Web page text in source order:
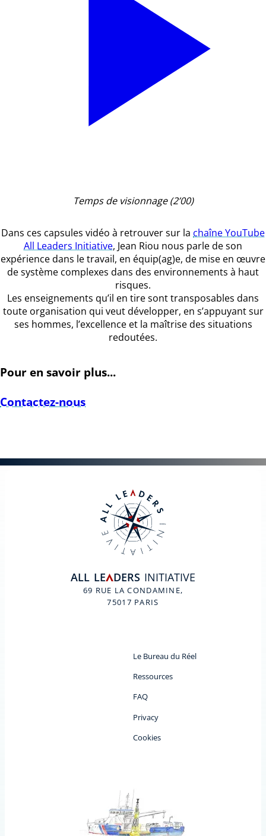
Temps de visionnage (2’00)
Dans ces capsules vidéo à retrouver sur la chaîne YouTube
All Leaders Initiative, Jean Riou nous parle de son
expérience dans le travail, en équip(ag)e, de mise en œuvre
de système complexes dans des environnements à haut
risques.
Les enseignements qu’il en tire sont transposables dans
toute organisation qui veut développer, en s’appuyant sur
ses hommes, l’excellence et la maîtrise des situations
redoutées.
Pour en savoir plus...
Contactez-nous
ALL LEADERS INITIATIVE
69 RUE LA CONDAMINE,
75017 PARIS
Le Bureau du Réel
Ressources
FAQ
Privacy
Cookies